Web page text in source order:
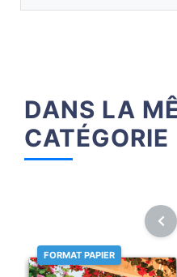
DANS LA
CATÉGORIE
FORMAT PAPIER